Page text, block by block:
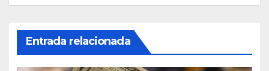
Entrada relacionada